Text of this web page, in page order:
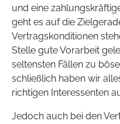
und eine
geht es auf die
Vertragskonditionen
Stelle gute Vorarbeit
seltensten Fällen zu
schließlich haben wir
richtigen Interessenten
Jedoch auch bei den